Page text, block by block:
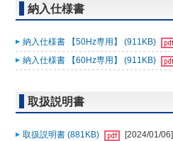
納入仕様書
納入仕様書 【50Hz専用】 (911KB)
納入仕様書 【60Hz専用】 (911KB)
取扱説明書
取扱説明書 (881KB) [2024/01/06]